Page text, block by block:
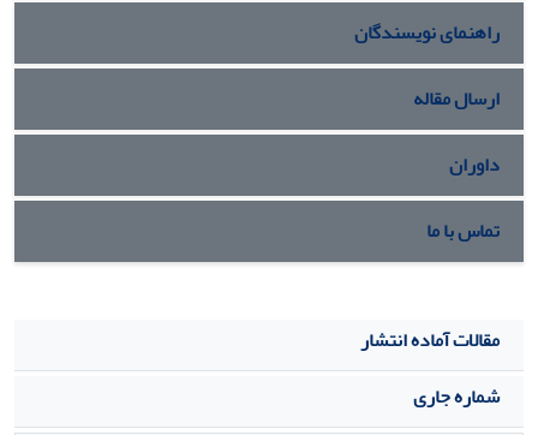
گوشت سینه ندارد. ارزیابی ترکیبات موثره و فعال این مواد
خوراکی و حصول اطمینان از ویژگی های آن ها بر پایداری
اکسیداتیو گوشت مستلزم مطالعات بیش تری است.
راهنمای نویسندگان
ارسال مقاله
داوران
تماس با ما
مقالات آماده انتشار
شماره جاری